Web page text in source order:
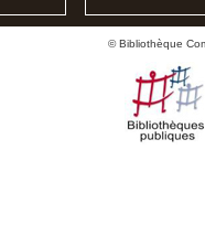
© Bibliothèque